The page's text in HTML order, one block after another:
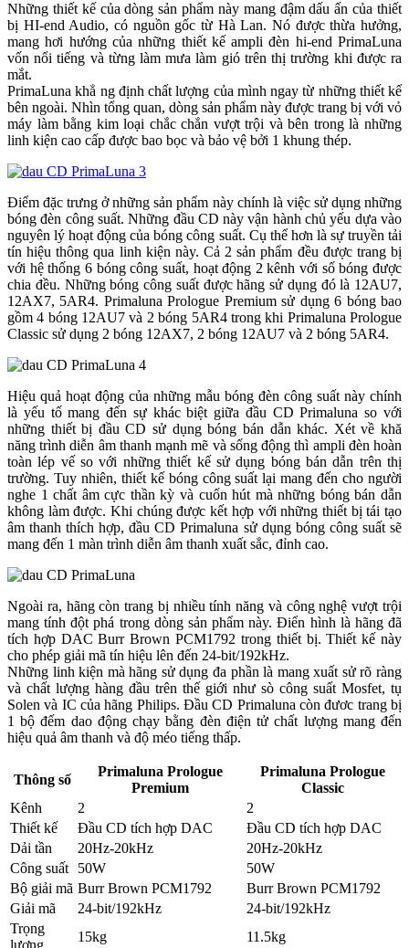
Những thiết kế của dòng sản phẩm này mang đậm dấu ấn của thiết
bị HI-end Audio, có nguồn gốc từ Hà Lan. Nó được thừa hưởng,
mang hơi hướng của những thiết kế ampli đèn hi-end PrimaLuna
vốn nổi tiếng và từng làm mưa làm gió trên thị trường khi được ra
mắt.
PrimaLuna khẳ ng định chất lượng của mình ngay từ những thiết kế
bên ngoài. Nhìn tổng quan, dòng sản phẩm này được trang bị với vỏ
máy làm bằng kim loại chắc chắn vượt trội và bên trong là những
linh kiện cao cấp được bao bọc và bảo vệ bởi 1 khung thép.
Điểm đặc trưng ở những sản phẩm này chính là việc sử dụng những
bóng đèn công suất. Những đầu CD này vận hành chủ yếu dựa vào
nguyên lý hoạt động của bóng công suất. Cụ thể hơn là sự truyền tải
tín hiệu thông qua linh kiện này. Cả 2 sản phẩm đều được trang bị
với hệ thống 6 bóng công suất, hoạt động 2 kênh với số bóng được
chia đều. Những bóng công suất được hãng sử dụng đó là 12AU7,
12AX7, 5AR4. Primaluna Prologue Premium sử dụng 6 bóng bao
gồm 4 bóng 12AU7 và 2 bóng 5AR4 trong khi Primaluna Prologue
Classic sử dụng 2 bóng 12AX7, 2 bóng 12AU7 và 2 bóng 5AR4.
Hiệu quả hoạt động của những mẫu bóng đèn công suất này chính
là yếu tố mang đến sự khác biệt giữa đầu CD Primaluna so với
những thiết bị đầu CD sử dụng bóng bán dẫn khác. Xét về khă
năng trình diễn âm thanh mạnh mẽ và sống động thì ampli đèn hoàn
toàn lép vế so với những thiết kế sử dụng bóng bán dẫn trên thị
trường. Tuy nhiên, thiết kế bóng công suất lại mang đến cho người
nghe 1 chất âm cực thần kỳ và cuốn hút mà những bóng bán dẫn
không làm được. Khi chúng được kết hợp với những thiết bị tái tạo
âm thanh thích hợp, đầu CD Primaluna sử dụng bóng công suất sẽ
mang đến 1 màn trình diễn âm thanh xuất sắc, đỉnh cao.
Ngoài ra, hãng còn trang bị nhiều tính năng và công nghệ vượt trội
mang tính đột phá trong dòng sản phẩm này. Điển hình là hãng đã
tích hợp DAC Burr Brown PCM1792 trong thiết bị. Thiết kế này
cho phép giải mã tín hiệu lên đến 24-bit/192kHz.
Những linh kiện mà hãng sử dụng đa phần là mang xuất sử rõ ràng
và chất lượng hàng đầu trên thế giới như sò công suất Mosfet, tụ
Solen và IC của hãng Philips. Đầu CD Primaluna còn đươc trang bị
1 bộ đếm dao động chạy bằng đèn điện tử chất lượng mang đến
hiệu quả âm thanh và độ méo tiếng thấp.
Thông số
Primaluna Prologue
Premium
Primaluna Prologue
Classic
Kênh
2
2
Thiết kế
Đầu CD tích hợp DAC
Đầu CD tích hợp DAC
Dải tần
20Hz-20kHz
20Hz-20kHz
Công suất
50W
50W
Bộ giải mã Burr Brown PCM1792
Burr Brown PCM1792
Giải mã
24-bit/192kHz
24-bit/192kHz
Trọng
15kg 11.5kg